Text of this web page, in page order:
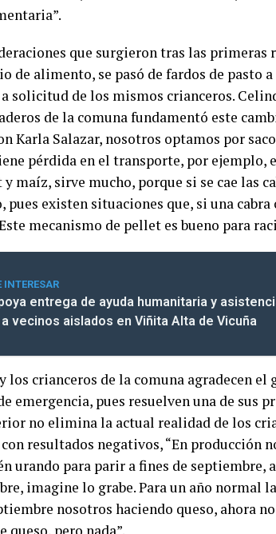
que surgieron tras las primeras
de alimento, se pasó de fardos de pasto
solicitud de los mismos crianceros.
de la comuna fundamentó este
Karla Salazar, nosotros optamos por
pérdida en el transporte, por ejemplo,
maíz, sirve mucho, porque si se cae las
pues existen situaciones que, si una cabra
mecanismo de pellet es bueno para
INTERESAR
entrega de ayuda humanitaria y
vecinos aislados en Viñita Alta de Vicuña
los crianceros de la comuna agradecen
emergencia, pues resuelven una de sus
no elimina la actual realidad de los
resultados negativos, “En producción
urando para parir a fines de septiembre,
imagine lo grabe. Para un año normal
nosotros haciendo queso, ahora
queso, pero nada”.